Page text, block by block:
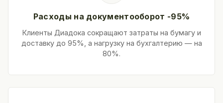
Расходы на документооборот -95%
Клиенты Диадока сокращают затраты на бумагу и
доставку до 95%, а нагрузку на бухгалтерию — на
80%.